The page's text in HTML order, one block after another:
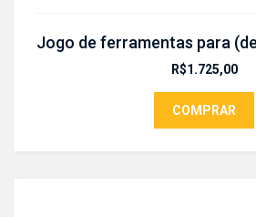
R$1.725,00
COMPRAR